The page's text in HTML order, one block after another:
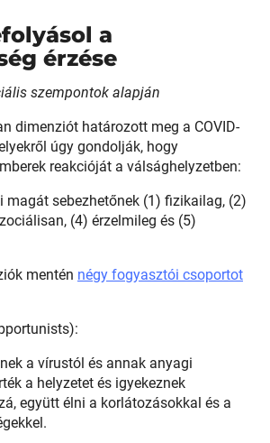
a
érzése
szempontok alapján
dimenziót határozott meg a COVID-
úgy gondolják, hogy
reakcióját a válsághelyzetben:
magát sebezhetőnek (1) fizikailag, (2)
(4) érzelmileg és (5)
mentén négy fogyasztói csoportot
a vírustól és annak anyagi
a helyzetet és igyekeznek
együtt élni a korlátozásokkal és a